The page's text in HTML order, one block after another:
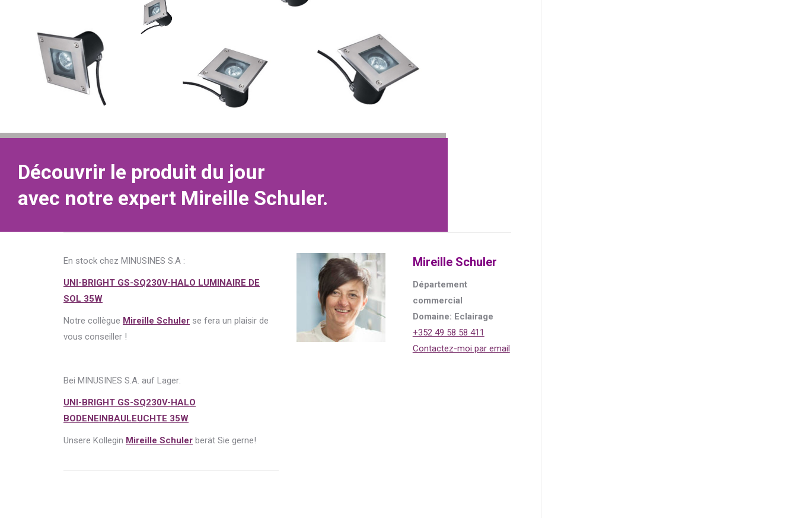
Découvrir le produit du jour
avec notre expert Mireille Schuler.
En stock chez MINUSINES S.A :
UNI-BRIGHT GS-SQ230V-HALO LUMINAIRE DE
SOL 35W
Notre collègue Mireille Schuler se fera un plaisir de
vous conseiller !
Bei MINUSINES S.A. auf Lager:
UNI-BRIGHT GS-SQ230V-HALO
BODENEINBAULEUCHTE 35W
Unsere Kollegin Mireille Schuler berät Sie gerne!
Mireille Schuler
Département
commercial
Domaine: Eclairage
+352 49 58 58 411
Contactez-moi par email